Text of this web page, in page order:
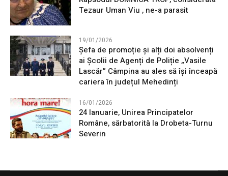
Tezaur Uman Viu , ne-a parasit
19/01/2026
Șefa de promoție și alți doi absolvenți
ai Școlii de Agenți de Poliție „Vasile
Lascăr” Câmpina au ales să își înceapă
cariera în județul Mehedinți
16/01/2026
24 Ianuarie, Unirea Principatelor
Române, sărbatorită la Drobeta-Turnu
Severin